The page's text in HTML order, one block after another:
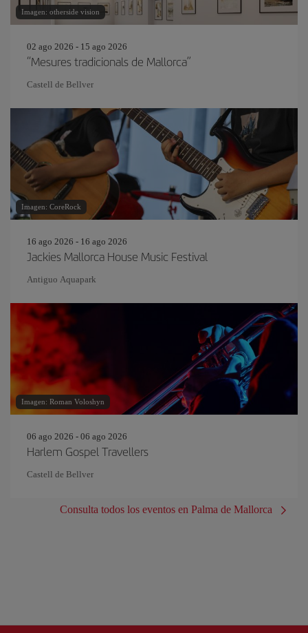
Imagen: otherside vision
02 ago 2026 - 15 ago 2026
“Mesures tradicionals de Mallorca”
Castell de Bellver
Imagen: CoreRock
16 ago 2026 - 16 ago 2026
Jackies Mallorca House Music Festival
Antiguo Aquapark
Imagen: Roman Voloshyn
06 ago 2026 - 06 ago 2026
Harlem Gospel Travellers
Castell de Bellver
Consulta todos los eventos en Palma de Mallorca